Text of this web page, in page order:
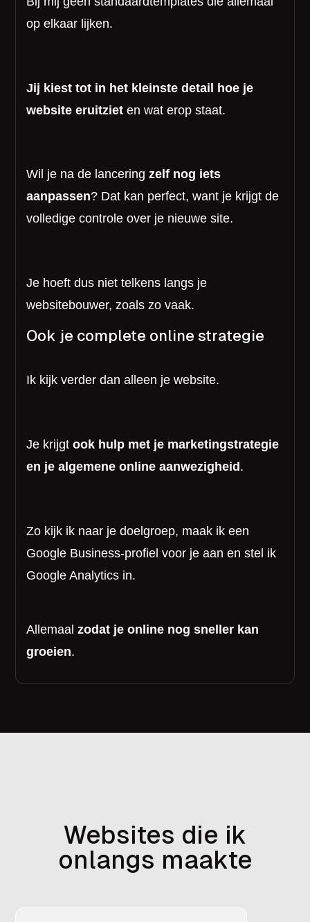
op elkaar lijken.
Jij kiest tot in het kleinste detail hoe je
website eruitziet en wat erop staat.
Wil je na de lanceringzelf nog iets
aanpassen? Dat kan perfect, want je krijgt de
volledige controle over je nieuwe site.
Je hoeft dus niet telkens langs je
websitebouwer, zoals zo vaak.
Ook je complete online strategie
Ik kijk verder dan alleen je website.
Je krijgtook hulp met je marketingstrategie
en je algemene online aanwezigheid .
Zo kijk ik naar je doelgroep, maak ik een
Google Business-profiel voor je aan en stel ik
Google Analytics in.
Allemaalzodat je online nog sneller kan
groeien.
Websites die ik
onlangs maakte